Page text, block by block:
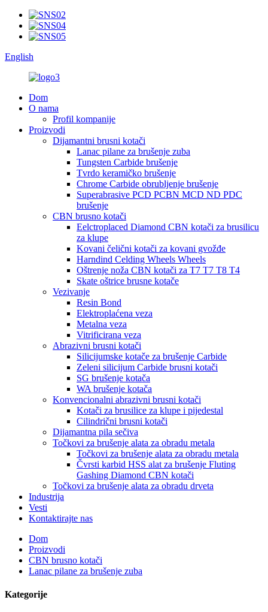
English
Dom
O nama
Profil kompanije
Proizvodi
Dijamantni brusni kotači
Lanac pilane za brušenje zuba
Tungsten Carbide brušenje
Tvrdo keramičko brušenje
Chrome Carbide obrubljenje brušenje
Superabrasive PCD PCBN MCD ND PDC
brušenje
CBN brusno kotači
Eelctroplaced Diamond CBN kotači za brusilicu
za klupe
Kovani čelični kotači za kovani gvožđe
Harndind Celding Wheels Wheels
Oštrenje noža CBN kotači za T7 T7 T8 T4
Skate oštrice brusne kotače
Vezivanje
Resin Bond
Elektroplaćena veza
Metalna veza
Vitrificirana veza
Abrazivni brusni kotači
Silicijumske kotače za brušenje Carbide
Zeleni silicijum Carbide brusni kotači
SG brušenje kotača
WA brušenje kotača
Konvencionalni abrazivni brusni kotači
Kotači za brusilice za klupe i pijedestal
Cilindrični brusni kotači
Dijamantna pila sečiva
Točkovi za brušenje alata za obradu metala
Točkovi za brušenje alata za obradu metala
Čvrsti karbid HSS alat za brušenje Fluting
Gashing Diamond CBN kotači
Točkovi za brušenje alata za obradu drveta
Industrija
Vesti
Kontaktirajte nas
Dom
Proizvodi
CBN brusno kotači
Lanac pilane za brušenje zuba
Kategorije